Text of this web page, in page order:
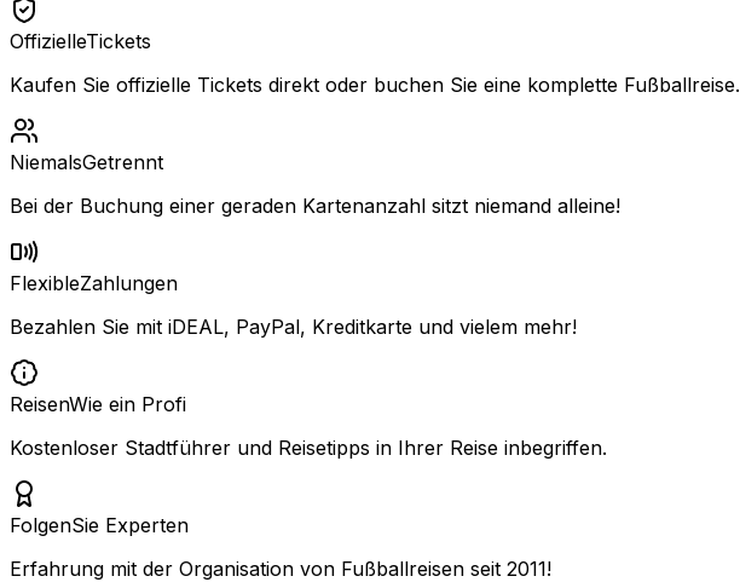
OffizielleTickets
Kaufen Sie offizielle Tickets direkt oder buchen Sie eine komplette Fußballreise.
NiemalsGetrennt
Bei der Buchung einer geraden Kartenanzahl sitzt niemand alleine!
FlexibleZahlungen
Bezahlen Sie mit iDEAL, PayPal, Kreditkarte und vielem mehr!
ReisenWie ein Profi
Kostenloser Stadtführer und Reisetipps in Ihrer Reise inbegriffen.
FolgenSie Experten
Erfahrung mit der Organisation von Fußballreisen seit 2011!